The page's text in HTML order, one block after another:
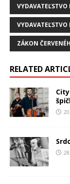
VYDAVATEĽSTVO
ZÁKON
RELATED